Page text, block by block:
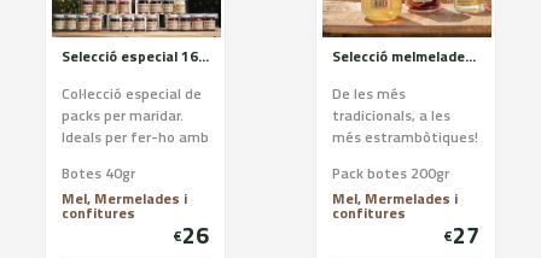
Selecció especial 16 gustos
Col·lecció especial de
packs per maridar.
Ideals per fer-ho amb
carns, peixos i bé
amanides. Caixa de
16 pots de 40gr.
Botes 40gr
Mel, Mermelades i
confitures
€26
Selecció melmelades gamberres
De les més
tradicionals, a les
més estrambòtiques!
tant… a
#FruitaBlanch també
ens agrada fer el
gamberro! Per això us
Pack botes 200gr
Mel, Mermelades i
confitures
€27